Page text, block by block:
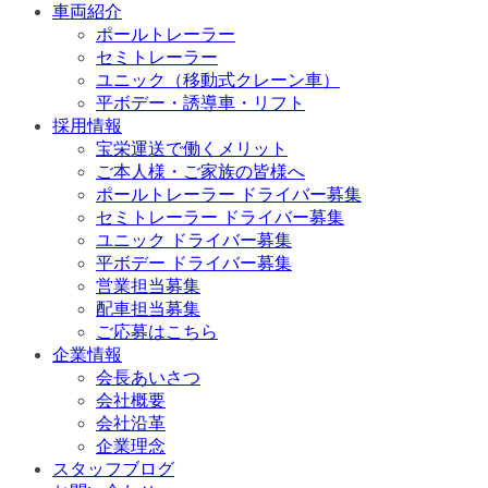
車両紹介
ポールトレーラー
セミトレーラー
ユニック（移動式クレーン車）
平ボデー・誘導車・リフト
採用情報
宝栄運送で働くメリット
ご本人様・ご家族の皆様へ
ポールトレーラー ドライバー募集
セミトレーラー ドライバー募集
ユニック ドライバー募集
平ボデー ドライバー募集
営業担当募集
配車担当募集
ご応募はこちら
企業情報
会長あいさつ
会社概要
会社沿革
企業理念
スタッフブログ